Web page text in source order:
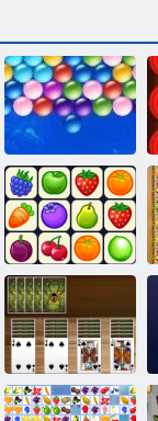
Бесконечные
пузыри
Маджонг
Коннект Онет